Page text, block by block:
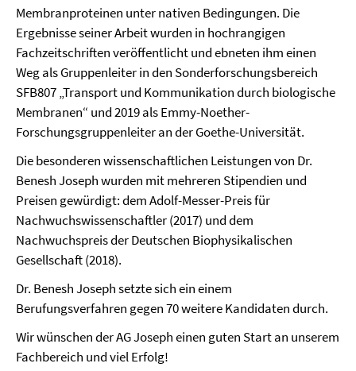
Membranproteinen unter nativen Bedingungen. Die
Ergebnisse seiner Arbeit wurden in hochrangigen
Fachzeitschriften veröffentlicht und ebneten ihm einen
Weg als Gruppenleiter in den Sonderforschungsbereich
SFB807 „Transport und Kommunikation durch biologische
Membranen“ und 2019 als Emmy-Noether-
Forschungsgruppenleiter an der Goethe-Universität.
Die besonderen wissenschaftlichen Leistungen von Dr.
Benesh Joseph wurden mit mehreren Stipendien und
Preisen gewürdigt: dem Adolf-Messer-Preis für
Nachwuchswissenschaftler (2017) und dem
Nachwuchspreis der Deutschen Biophysikalischen
Gesellschaft (2018).
Dr. Benesh Joseph setzte sich ein einem
Berufungsverfahren gegen 70 weitere Kandidaten durch.
Wir wünschen der AG Joseph einen guten Start an unserem
Fachbereich und viel Erfolg!